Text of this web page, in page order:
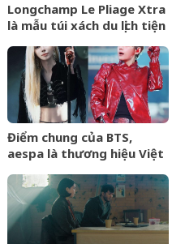
Longchamp Le Pliage Xtra
là mẫu túi xách du lịch tiện
Điểm chung của BTS,
aespa là thương hiệu Việt